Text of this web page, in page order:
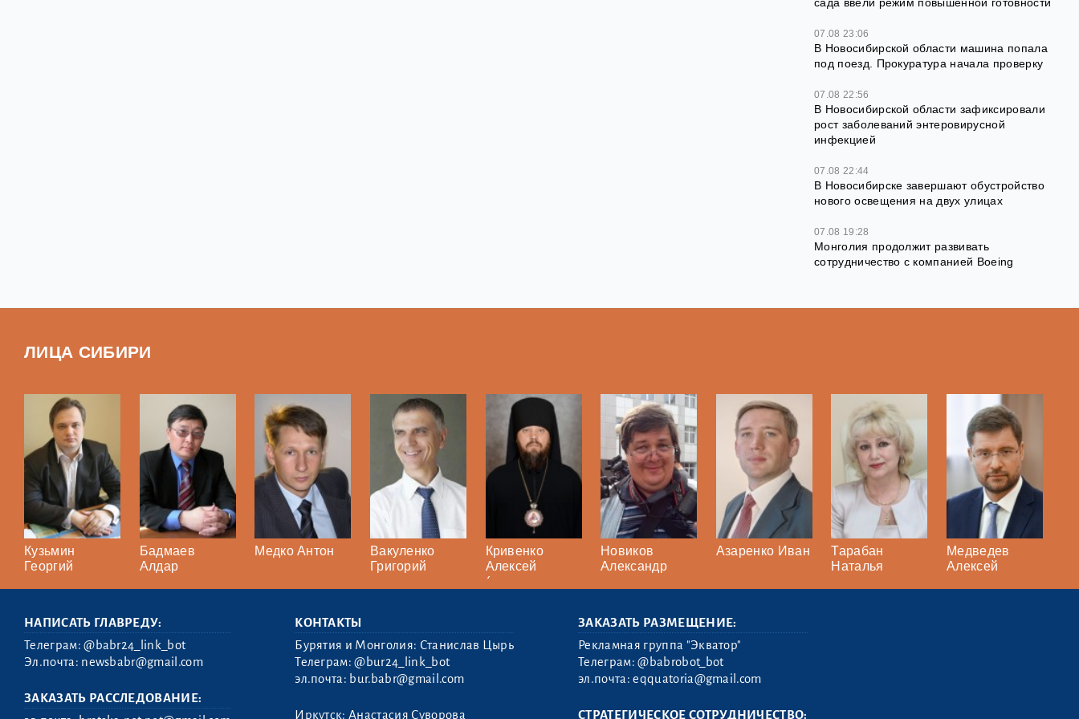
сада ввели режим повышенной готовности
07.08 23:06
В Новосибирской области машина попала
под поезд. Прокуратура начала проверку
07.08 22:56
В Новосибирской области зафиксировали
рост заболеваний энтеровирусной
инфекцией
07.08 22:44
В Новосибирске завершают обустройство
нового освещения на двух улицах
07.08 19:28
Монголия продолжит развивать
сотрудничество с компанией Boeing
ЛИЦА СИБИРИ
Кузьмин
Георгий
Бадмаев
Алдар
Медко Антон
Вакуленко
Григорий
Кривенко
Алексей
(епископ
Новиков
Александр
Азаренко Иван
Тарабан
Наталья
Медведев
Алексей
НАПИСАТЬ ГЛАВРЕДУ:
Телеграм:@babr24_link_bot
Эл.почта: newsbabr@gmail.com
ЗАКАЗАТЬ РАССЛЕДОВАНИЕ:
КОНТАКТЫ
Бурятия и Монголия: Станислав Цырь
Телеграм:@bur24_link_bot
эл.почта: bur.babr@gmail.com
Иркутск: Анастасия Суворова
ЗАКАЗАТЬ РАЗМЕЩЕНИЕ:
Рекламная группа "Экватор"
Телеграм:@babrobot_bot
эл.почта:eqquatoria@gmail.com
СТРАТЕГИЧЕСКОЕ СОТРУДНИЧЕСТВО: